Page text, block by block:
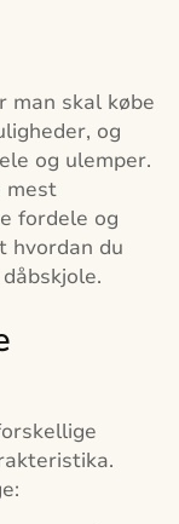
man skal købe
og
og ulemper.
mest
fordele og
hvordan du